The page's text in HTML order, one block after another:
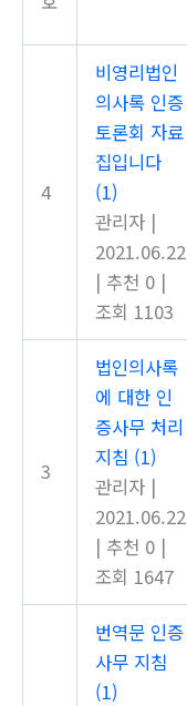
4
비영리법인
의사록 인증
토론회 자료
집입니다
(1)
관리자 |
2021.06.22
| 추천 0 |
조회 1103
3
법인의사록
에 대한 인
증사무 처리
지침 (1)
관리자 |
2021.06.22
| 추천 0 |
조회 1647
번역문 인증
사무 지침
(1)